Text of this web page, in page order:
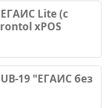
Lite (с
xPOS
19 "ЕГАИС без